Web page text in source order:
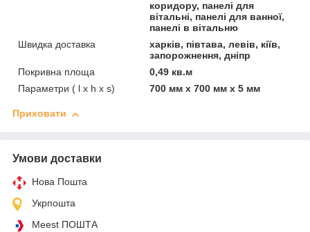
коридору, панелі для
вітальні, панелі для ванної,
панелі в вітальню
Швидка доставка
харків, півтава, левів, кіїв,
запорожнення, дніпр
Покривна площа
0,49 кв.м
Параметри ( l x h x s)
700 мм х 700 мм х 5 мм
Приховати
Умови доставки
Нова Пошта
Укрпошта
Meest ПОШТА